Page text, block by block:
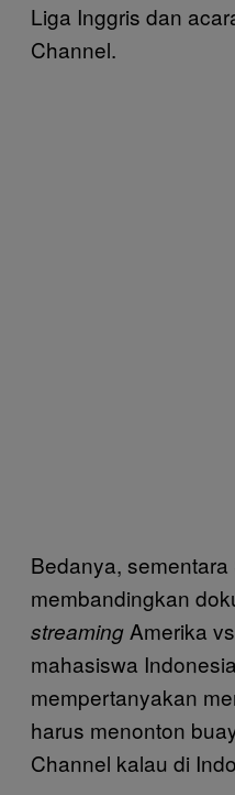
Liga Inggris dan
Channel.
Bedanya, sementara
membandingkan
streamingAmerika
mahasiswa
mempertanyakan
harus menonton
Channel kalau di